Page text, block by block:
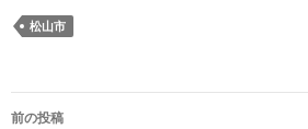
松山市
投
前の投稿